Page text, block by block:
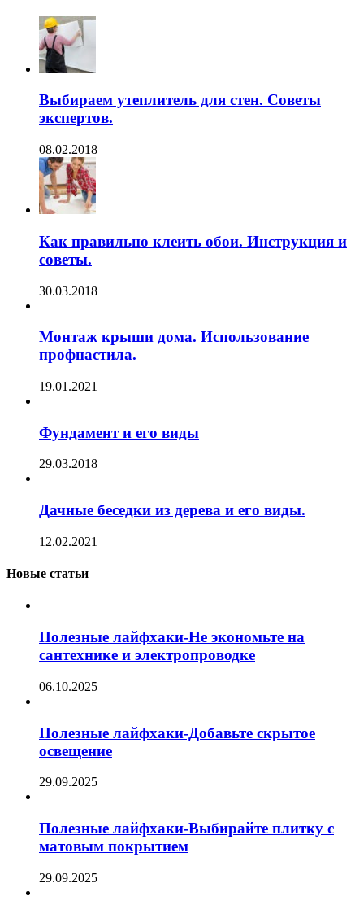
Выбираем утеплитель для стен. Советы
экспертов.
08.02.2018
Как правильно клеить обои. Инструкция и
советы.
30.03.2018
Монтаж крыши дома. Использование
профнастила.
19.01.2021
Фундамент и его виды
29.03.2018
Дачные беседки из дерева и его виды.
12.02.2021
Новые статьи
Полезные лайфхаки-Не экономьте на
сантехнике и электропроводке
06.10.2025
Полезные лайфхаки-Добавьте скрытое
освещение
29.09.2025
Полезные лайфхаки-Выбирайте плитку с
матовым покрытием
29.09.2025